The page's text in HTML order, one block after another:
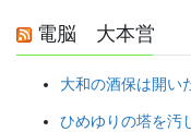
電脳 大本営
大和の酒保は開い
ひめゆりの塔を汚